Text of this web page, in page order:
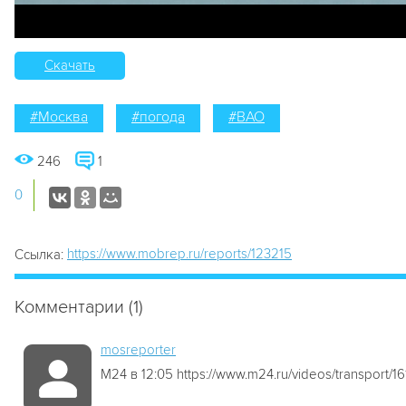
Скачать
#Москва #погода #ВАО
246 1
0
Ссылка: https://www.mobrep.ru/reports/123215
Комментарии (1)
mosreporter
М24 в 12:05 https://www.m24.ru/videos/transport/